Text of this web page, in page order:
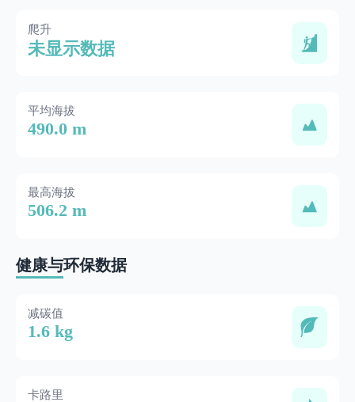
爬升
未显示数据
平均海拔
490.0 m
最高海拔
506.2 m
健康与环保数据
减碳值
1.6 kg
卡路里